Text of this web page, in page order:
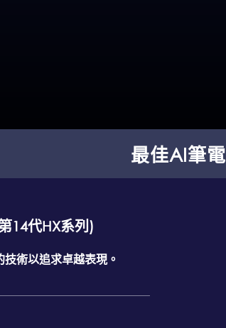
最佳AI筆電
代HX系列)
術以追求卓越表現。